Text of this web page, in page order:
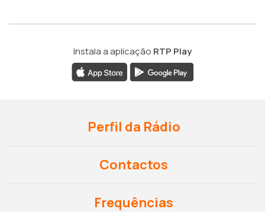
Instala a aplicação RTP Play
Perfil da Rádio
Contactos
Frequências